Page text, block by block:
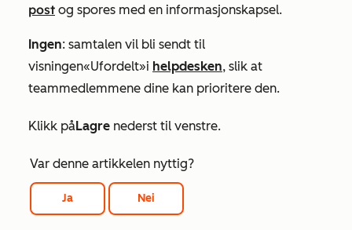
post og spores med en informasjonskapsel.
Ingen: samtalen vil bli sendt til
visningen«Ufordelt»i helpdesken, slik at
teammedlemmene dine kan prioritere den.
Klikk påLagre nederst til venstre.
Var denne artikkelen nyttig?
Ja Nei